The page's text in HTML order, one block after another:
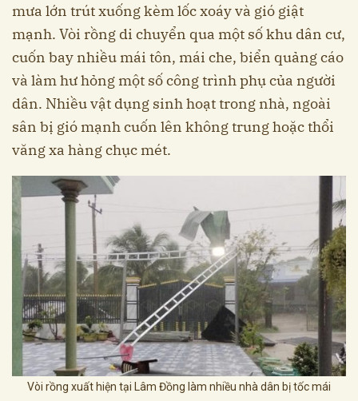
mưa lớn trút xuống kèm lốc xoáy và gió giật
mạnh. Vòi rồng di chuyển qua một số khu dân cư,
cuốn bay nhiều mái tôn, mái che, biển quảng cáo
và làm hư hỏng một số công trình phụ của người
dân. Nhiều vật dụng sinh hoạt trong nhà, ngoài
sân bị gió mạnh cuốn lên không trung hoặc thổi
văng xa hàng chục mét.
Vòi rồng xuất hiện tại Lâm Đồng làm nhiều nhà dân bị tốc mái